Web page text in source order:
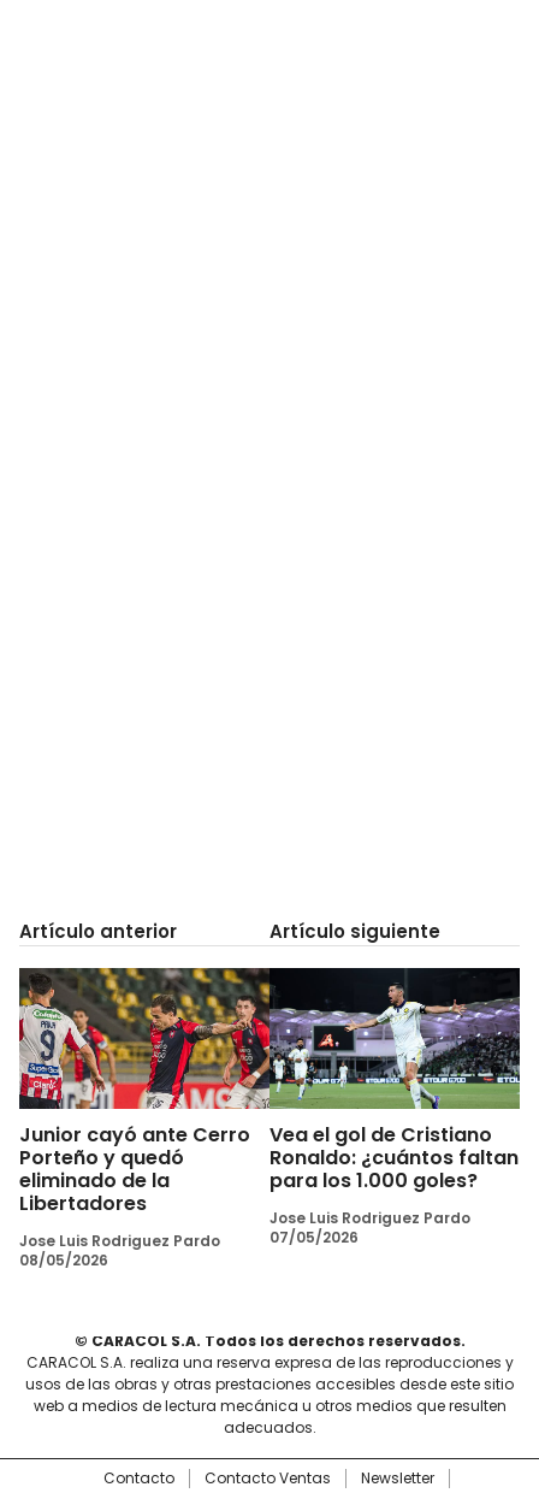
Artículo anterior
Junior cayó ante Cerro
Porteño y quedó
eliminado de la
Libertadores
Jose Luis Rodriguez Pardo
08/05/2026
Artículo siguiente
Vea el gol de Cristiano
Ronaldo: ¿cuántos faltan
para los 1.000 goles?
Jose Luis Rodriguez Pardo
07/05/2026
© CARACOL S.A. Todos los derechos reservados.
CARACOL S.A. realiza una reserva expresa de las reproducciones y
usos de las obras y otras prestaciones accesibles desde este sitio
web a medios de lectura mecánica u otros medios que resulten
adecuados.
Contacto Contacto Ventas Newsletter